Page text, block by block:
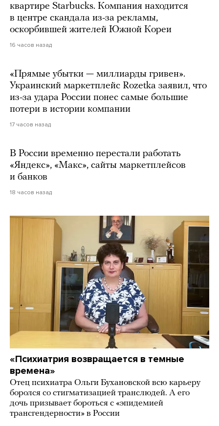
квартире Starbucks. Компания находится
в центре скандала из-за рекламы,
оскорбившей жителей Южной Кореи
16 часов назад
«Прямые убытки — миллиарды гривен».
Украинский маркетплейс Rozetka заявил, что
из-за удара России понес самые большие
потери в истории компании
17 часов назад
В России временно перестали работать
«Яндекс», «Макс», сайты маркетплейсов
и банков
18 часов назад
«Психиатрия возвращается в темные
времена»
Отец психиатра Ольги Бухановской всю карьеру
боролся со стигматизацией транслюдей. А его
дочь призывает бороться с «эпидемией
трансгендерности» в России